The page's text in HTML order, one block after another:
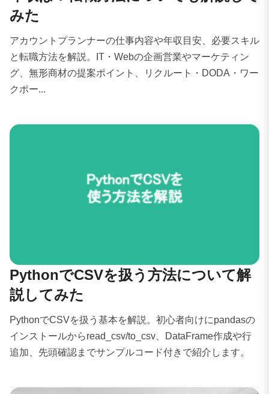
みた
アカウントプランナーの仕事内容や年収目安、必要スキル
と転職方法を解説。IT・Webの企画営業やマーケティン
グ、無形商材の提案ポイント、リクルート・DODA・ワー
クポー...
PythonでCSVを扱う方法について解
説してみた
PythonでCSVを扱う基本を解説。初心者向けにpandasの
インストールからread_csv/to_csv、DataFrame作成や行
追加、先頭確認までサンプルコード付きで紹介します。